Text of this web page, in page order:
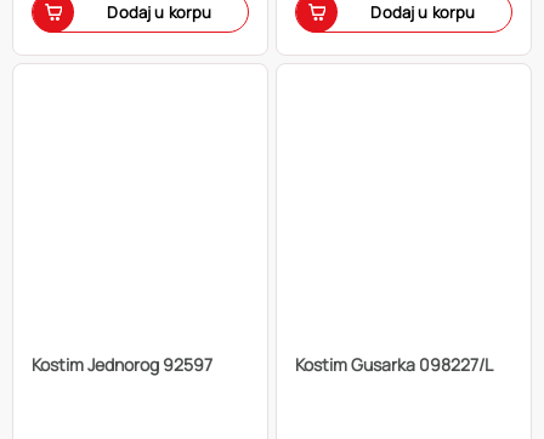
Dodaj u korpu Dodaj u korpu
Kostim Jednorog 92597 Kostim Gusarka 098227/L